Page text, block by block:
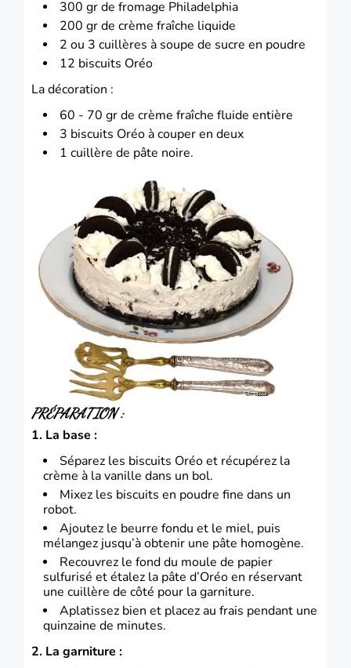
300 gr de fromage Philadelphia
200 gr de crème fraîche liquide
2 ou 3 cuillères à soupe de sucre en poudre
12 biscuits Oréo
La décoration :
60 - 70 gr de crème fraîche fluide entière
3 biscuits Oréo à couper en deux
1 cuillère de pâte noire.
PRÉPARATION :
1. La base :
Séparez les biscuits Oréo et récupérez la
crème à la vanille dans un bol.
Mixez les biscuits en poudre fine dans un
robot.
Ajoutez le beurre fondu et le miel, puis
mélangez jusqu’à obtenir une pâte homogène.
Recouvrez le fond du moule de papier
sulfurisé et étalez la pâte d’Oréo en réservant
une cuillère de côté pour la garniture.
Aplatissez bien et placez au frais pendant une
quinzaine de minutes.
2. La garniture :